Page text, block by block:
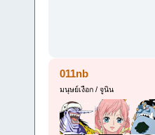
011nb
มนุษย์เงือก / จูนิน